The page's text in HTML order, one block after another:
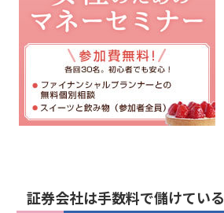
証券会社は手数料で儲けている